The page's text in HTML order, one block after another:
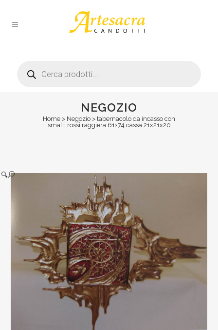
search
NEGOZIO
Home > Negozio > tabernacolo da incasso con
smalti rossi raggiera 61×74 cassa 21x21x20
🔍